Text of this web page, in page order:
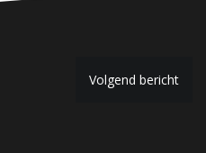
Volgend bericht